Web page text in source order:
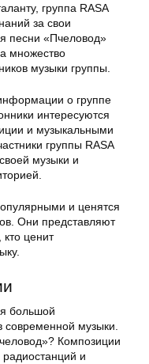
группа RASA
за свои
песни «Пчеловод»
множество
музыки группы.
о группе
интересуются
и музыкальными
группы RASA
музыки и
и ценятся
Они представляют
ценит
большой
современной музыки.
Композиции
радиостанций и